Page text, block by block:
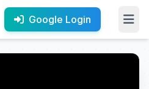
Google Login